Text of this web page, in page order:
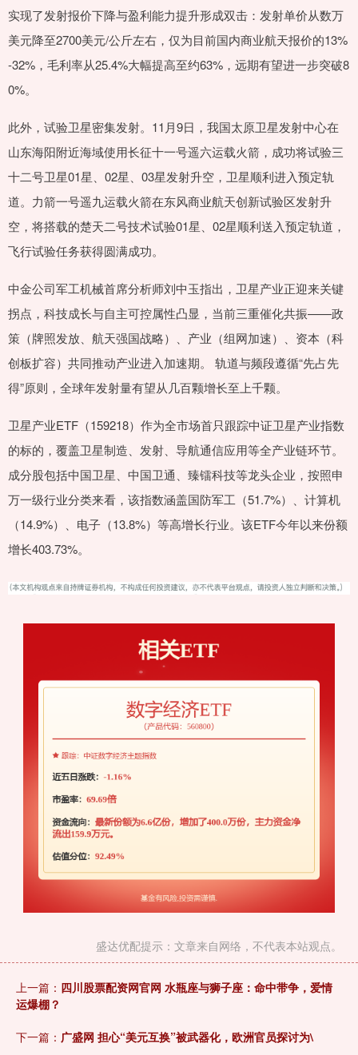
实现了发射报价下降与盈利能力提升形成双击：发射单价从数万
美元降至2700美元/公斤左右，仅为目前国内商业航天报价的13%
-32%，毛利率从25.4%大幅提高至约63%，远期有望进一步突破8
0%。
此外，试验卫星密集发射。11月9日，我国太原卫星发射中心在
山东海阳附近海域使用长征十一号遥六运载火箭，成功将试验三
十二号卫星01星、02星、03星发射升空，卫星顺利进入预定轨
道。力箭一号遥九运载火箭在东风商业航天创新试验区发射升
空，将搭载的楚天二号技术试验01星、02星顺利送入预定轨道，
飞行试验任务获得圆满成功。
中金公司军工机械首席分析师刘中玉指出，卫星产业正迎来关键
拐点，科技成长与自主可控属性凸显，当前三重催化共振——政
策（牌照发放、航天强国战略）、产业（组网加速）、资本（科
创板扩容）共同推动产业进入加速期。 轨道与频段遵循“先占先
得”原则，全球年发射量有望从几百颗增长至上千颗。
卫星产业ETF（159218）作为全市场首只跟踪中证卫星产业指数
的标的，覆盖卫星制造、发射、导航通信应用等全产业链环节。
成分股包括中国卫星、中国卫通、臻镭科技等龙头企业，按照申
万一级行业分类来看，该指数涵盖国防军工（51.7%）、计算机
（14.9%）、电子（13.8%）等高增长行业。该ETF今年以来份额
增长403.73%。
盛达优配提示：文章来自网络，不代表本站观点。
上一篇： 四川股票配资网官网 水瓶座与狮子座：命中带争，爱情
运爆棚？
下一篇： 广盛网 担心“美元互换”被武器化，欧洲官员探讨为\